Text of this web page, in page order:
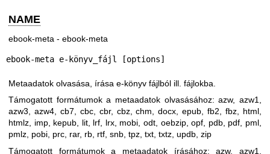
NAME
ebook-meta - ebook-meta
ebook-meta e-könyv_fájl [options]
Metaadatok olvasása, írása e-könyv fájlból ill. fájlokba.
Támogatott formátumok a metaadatok olvasásához: azw, azw1,
azw3, azw4, cb7, cbc, cbr, cbz, chm, docx, epub, fb2, fbz, html,
htmlz, imp, kepub, lit, lrf, lrx, mobi, odt, oebzip, opf, pdb, pdf, pml,
pmlz, pobi, prc, rar, rb, rtf, snb, tpz, txt, txtz, updb, zip
Támogatott formátumok a metaadatok írásához: azw, azw1,